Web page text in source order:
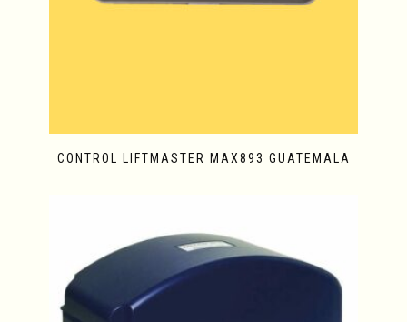
CONTROL LIFTMASTER MAX893 GUATEMALA